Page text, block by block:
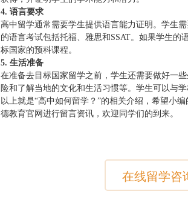
4. 语言要求
高中留学通常需要学生提供语言能力证明。学生
的语言考试包括托福、雅思和SSAT。如果学生的
标国家的预科课程。
5. 生活准备
在准备去目标国家留学之前，学生还需要做好一
险和了解当地的文化和生活习惯等。学生可以与
以上就是“高中如何留学？”的相关介绍，希望小
德教育官网进行留言资讯，欢迎同学们的到来。
在线留学咨